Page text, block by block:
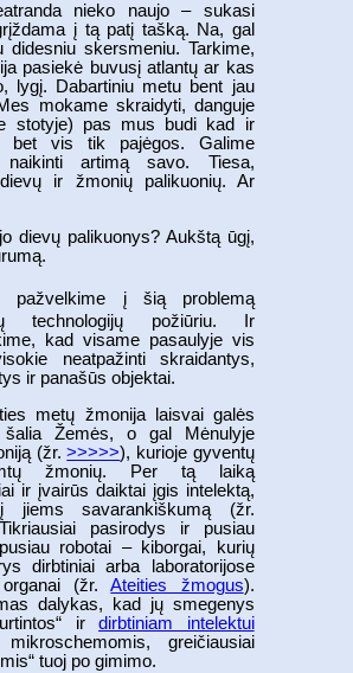
nieko naujo – sukasi
į tą patį tašką. Na, gal
didesniu skersmeniu. Tarkime,
pasiekė buvusį atlantų ar kas
lygį. Dabartiniu metu bent jau
mokame skraidyti, danguje
stotyje) pas mus budi kad ir
bet vis tik pajėgos. Galime
naikinti artimą savo. Tiesa,
ir žmonių palikuonių. Ar
dievų palikuonys? Aukštą ūgį,
pažvelkime į šią problemą
technologijų požiūriu. Ir
kad visame pasaulyje vis
neatpažinti skraidantys,
ir panašūs objektai.
metų žmonija laisvai galės
šalia Žemės, o gal Mėnulyje
(žr.>>>>>), kurioje gyventų
žmonių. Per tą laiką
ir įvairūs daiktai įgis intelektą,
jiems savarankiškumą (žr.
pasirodys ir pusiau
robotai – kiborgai, kurių
dirbtiniai arba laboratorijose
organai (žr.Ateities žmogus).
dalykas, kad jų smegenys
irdirbtiniam intelektui
greičiausiai
tuoj po gimimo.